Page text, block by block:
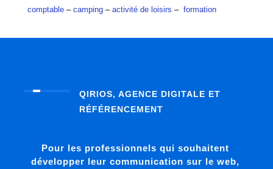
comptable– camping– activité de loisirs – formation
QIRIOS, AGENCE DIGITALE ET
RÉFÉRENCEMENT
Pour les professionnels qui souhaitent
développer leur communication sur le web,